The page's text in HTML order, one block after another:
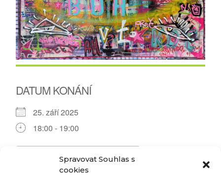
Spravovat Souhlas s
cookies
DATUM KONÁNÍ
25. září 2025
18:00 - 19:00
PŘIDAT DO KALENDÁŘE
Download ICS